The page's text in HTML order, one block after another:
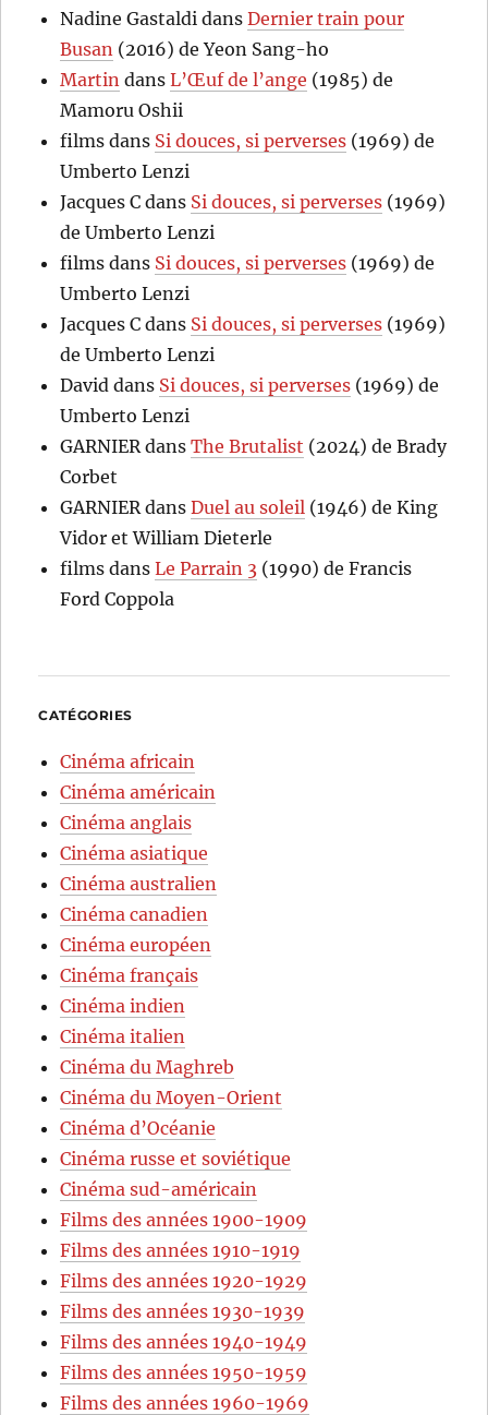
Nadine Gastaldi dansDernier train pour
Busan (2016) de Yeon Sang-ho
Martin dansL’Œuf de l’ange (1985) de
Mamoru Oshii
films dans Si douces, si perverses (1969) de
Umberto Lenzi
Jacques C dans Si douces, si perverses (1969)
de Umberto Lenzi
films dans Si douces, si perverses (1969) de
Umberto Lenzi
Jacques C dans Si douces, si perverses (1969)
de Umberto Lenzi
David dans Si douces, si perverses (1969) de
Umberto Lenzi
GARNIER dansThe Brutalist (2024) de Brady
Corbet
GARNIER dansDuel au soleil (1946) de King
Vidor et William Dieterle
films dansLe Parrain 3 (1990) de Francis
Ford Coppola
CATÉGORIES
Cinéma africain
Cinéma américain
Cinéma anglais
Cinéma asiatique
Cinéma australien
Cinéma canadien
Cinéma européen
Cinéma français
Cinéma indien
Cinéma italien
Cinéma du Maghreb
Cinéma du Moyen-Orient
Cinéma d’Océanie
Cinéma russe et soviétique
Cinéma sud-américain
Films des années 1900-1909
Films des années 1910-1919
Films des années 1920-1929
Films des années 1930-1939
Films des années 1940-1949
Films des années 1950-1959
Films des années 1960-1969